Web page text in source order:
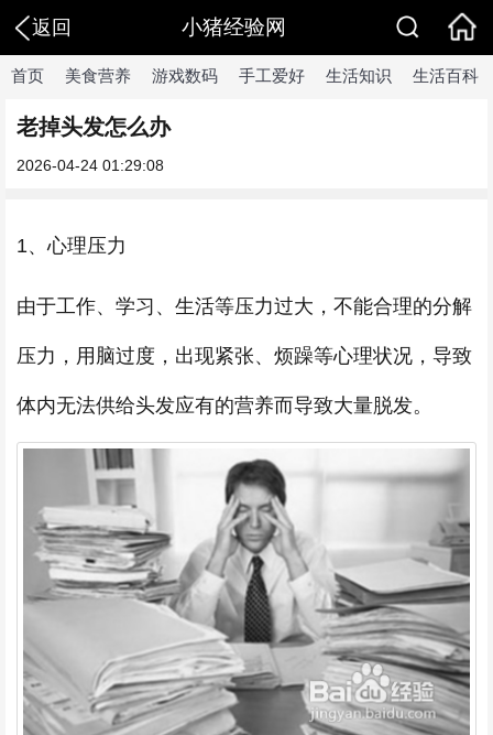
返回 小猪经验网
首页 美食营养 游戏数码 手工爱好 生活知识 生活百科
老掉头发怎么办
2026-04-24 01:29:08
1、心理压力
由于工作、学习、生活等压力过大，不能合理的分解
压力，用脑过度，出现紧张、烦躁等心理状况，导致
体内无法供给头发应有的营养而导致大量脱发。